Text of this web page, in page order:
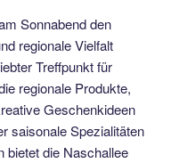
Sonnabend den
regionale Vielfalt
Treffpunkt für
regionale Produkte,
Geschenkideen
saisonale Spezialitäten
bietet die Naschallee